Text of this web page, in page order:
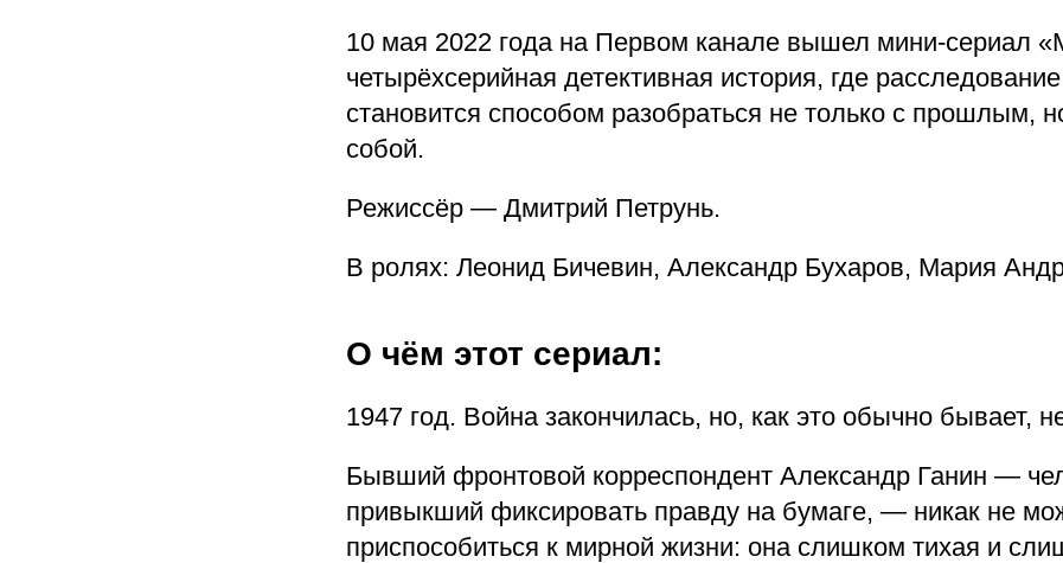
10 мая 2022 года на Первом канале вышел мини-сериал
четырёхсерийная детективная история, где
становится способом разобраться не только с прошлым,
собой.
Режиссёр — Дмитрий Петрунь.
В ролях: Леонид Бичевин, Александр Бухаров, Мария
О чём этот сериал:
1947 год. Война закончилась, но, как это обычно бывает,
Бывший фронтовой корреспондент Александр Ганин —
привыкший фиксировать правду на бумаге, — никак не
приспособиться к мирной жизни: она слишком тихая и